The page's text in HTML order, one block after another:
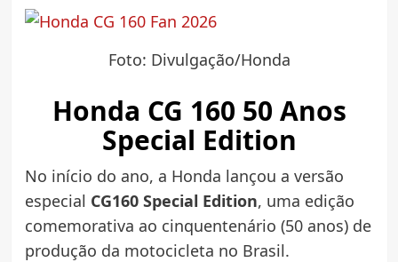
Foto: Divulgação/Honda
Honda CG 160 50 Anos
Special Edition
No início do ano, a Honda lançou a versão
especial CG160 Special Edition, uma edição
comemorativa ao cinquentenário (50 anos) de
produção da motocicleta no Brasil.